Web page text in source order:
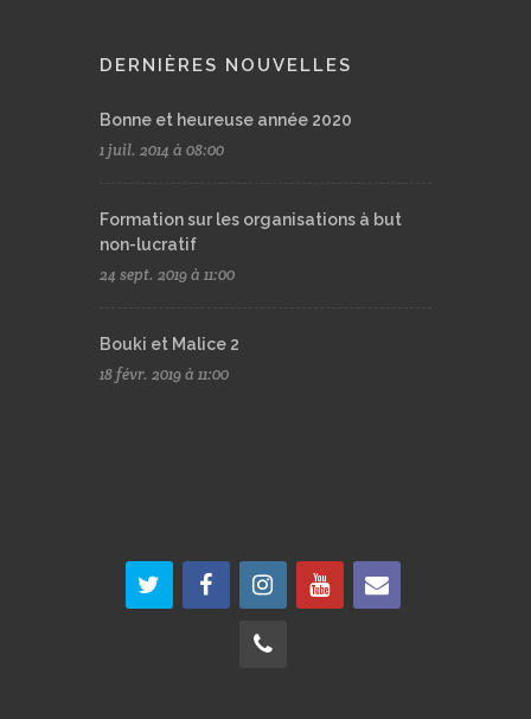
DERNIÈRES NOUVELLES
Bonne et heureuse année 2020
1 juil. 2014 à 08:00
Formation sur les organisations à but
non-lucratif
24 sept. 2019 à 11:00
Bouki et Malice 2
18 févr. 2019 à 11:00